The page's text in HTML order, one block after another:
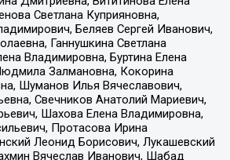
Светлана Куприяновна,
Беляев Сергей Иванович,
Ганнушкина Светлана
Владимировна, Буртина Елена
Залмановна, Кокорина
Шуманов Илья Вячеславович,
Свечников Анатолий Мариевич,
Шахова Елена Владимировна,
Протасова Ирина
Леонид Борисович, Лукашевский
Вячеслав Иванович, Шабад